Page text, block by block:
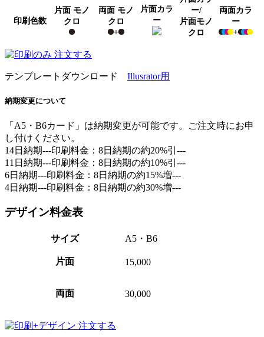
テンプレートダウンロード Illusrator用
納期変更について
「A5・B6カード」は納期変更が可能です。ご注文時にお申
し付けください。
14日納期---印刷料金：8日納期の約20%引 ---
11日納期---印刷料金：8日納期の約10%引 ---
6日納期---印刷料金：8日納期の約15%増---
4日納期---印刷料金：8日納期の約30%増---
デザイン料金表
サイズ A5・B6
片面 15,000
両面 30,000